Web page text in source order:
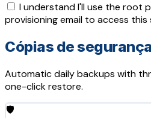
I understand I'll use the root
provisioning email to access this
Cópias de
Automatic daily backups with
one-click restore.
🛡️